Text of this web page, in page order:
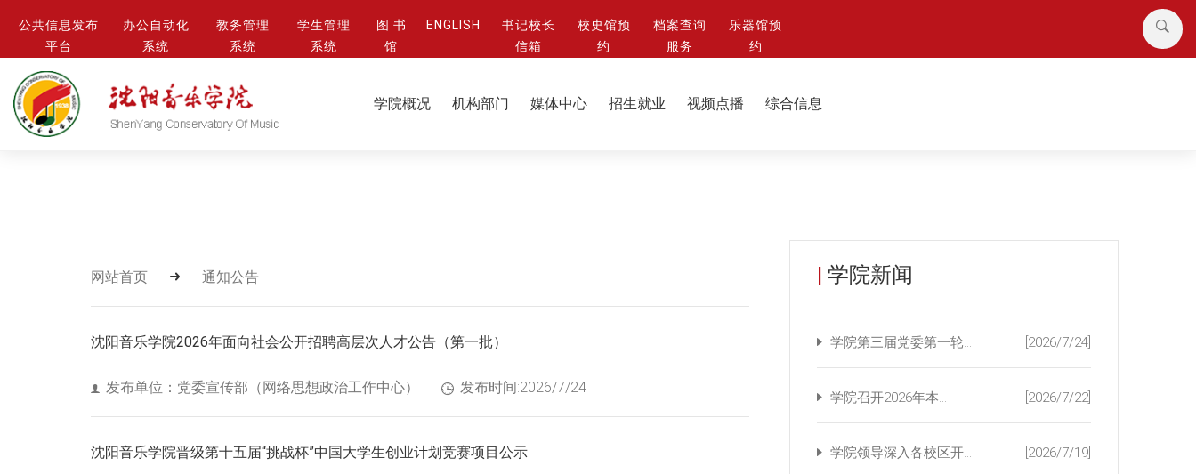
公共信息发布
平台
办公自动化
系统
教务管理
系统
学生管理
系统
图 书
馆
ENGLISH
书记校长
信箱
校史馆预
约
档案查询
服务
乐器馆预
约
学院概况 机构部门 媒体中心 招生就业 视频点播 综合信息
| 学院新闻
学院第三届党委第一轮... [2026/7/24]
学院召开2026年本... [2026/7/22]
学院领导深入各校区开... [2026/7/19]
网站首页 通知公告
沈阳音乐学院2026年面向社会公开招聘高层次人才公告（第一批）
发布单位：党委宣传部（网络思想政治工作中心） 发布时间:2026/7/24
沈阳音乐学院晋级第十五届“挑战杯”中国大学生创业计划竞赛项目公示